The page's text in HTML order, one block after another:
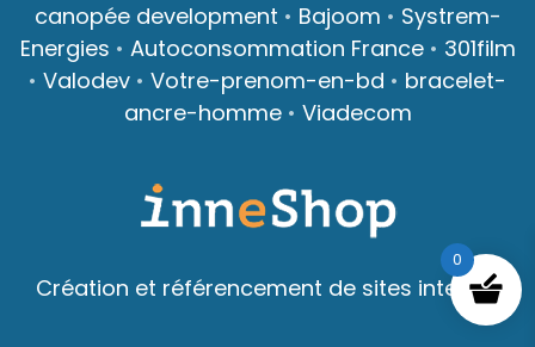
canopée development • Bajoom • Systrem-
Energies • Autoconsommation France• 301film
• Valodev • Votre-prenom-en-bd • bracelet-
ancre-homme• Viadecom
0
Création et référencement de sites internet